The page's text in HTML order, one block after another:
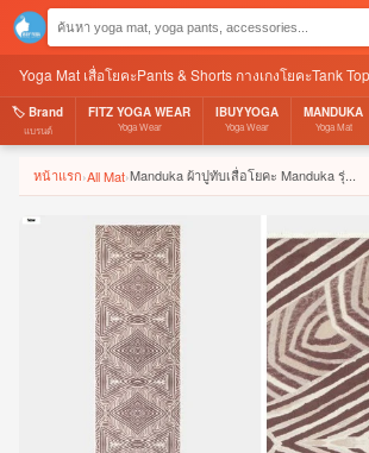
Yoga Mat เสื่อโยคะPants & Shorts กางเกงโยคะTank
🏷️ Brand
แบรนด์
FITZ YOGA WEAR
Yoga Wear
IBUYYOGA
Yoga Wear
MANDUKA
Yoga Mat
หน้าแรก›All Mat›Manduka ผ้าปูทับเสื่อโยคะ Manduka รุ่...